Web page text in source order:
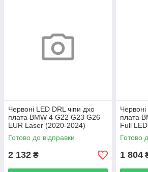
Червоні LED DRL чіпи дхо
плата BMW 4 G22 G23 G26
EUR Laser (2020-2024)
дорест (4 шт.)
Готово до відправки
2 132 ₴
плата
Full
(4 шт.)
Готово
1 804